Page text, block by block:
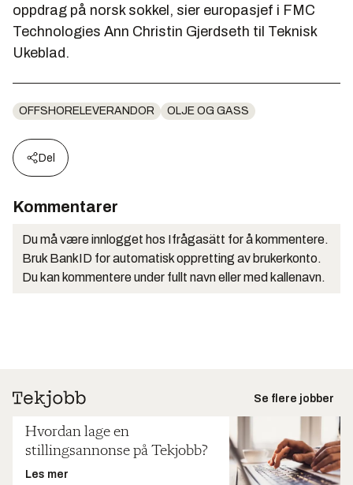
oppdrag på norsk sokkel, sier europasjef i FMC
Technologies Ann Christin Gjerdseth til Teknisk
Ukeblad.
OFFSHORELEVERANDOR OLJE OG GASS
Del
Kommentarer
Du må være innlogget hos Ifrågasätt for å kommentere.
Bruk BankID for automatisk oppretting av brukerkonto.
Du kan kommentere under fullt navn eller med kallenavn.
Se flere jobber
Hvordan lage en
stillingsannonse på Tekjobb?
Les mer